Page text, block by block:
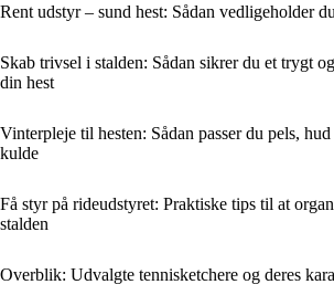
Rent udstyr – sund hest: Sådan vedligeholder
Skab trivsel i stalden: Sådan sikrer du et trygt
din hest
Vinterpleje til hesten: Sådan passer du pels,
kulde
Få styr på rideudstyret: Praktiske tips til at
stalden
Overblik: Udvalgte tennisketchere og deres